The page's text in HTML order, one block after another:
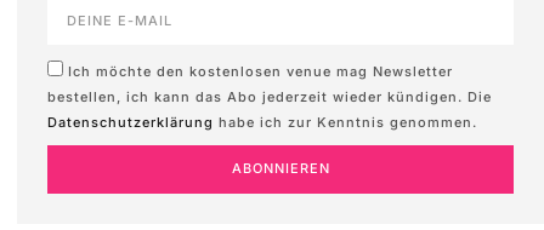
Ich möchte den kostenlosen venue mag Newsletter
bestellen, ich kann das Abo jederzeit wieder kündigen. Die
Datenschutzerklärung habe ich zur Kenntnis genommen.
ABONNIEREN